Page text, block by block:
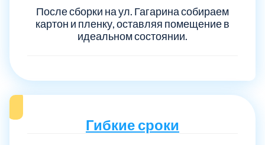
После сборки на ул. Гагарина собираем
картон и пленку, оставляя помещение в
идеальном состоянии.
Гибкие сроки